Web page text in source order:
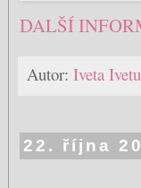
DALŠÍ
Autor: Iveta
22. října